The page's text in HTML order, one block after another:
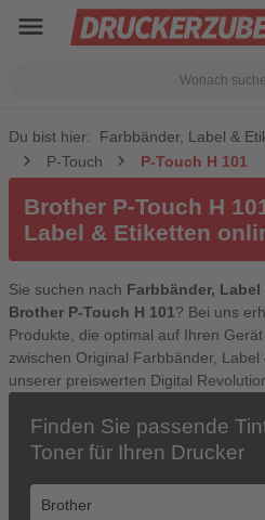
menu
Du bist hier: Farbbänder, Label &
P-Touch
P-Touch H 101
Brother P-Touch H
Label & Etiketten
Sie suchen nach Farbbänder,
Brother P-Touch H 101? Bei uns
Produkte, die optimal auf Ihren
zwischen Original Farbbänder,
unserer preiswerten Digital
Finden Sie passende
Toner für Ihren Drucker